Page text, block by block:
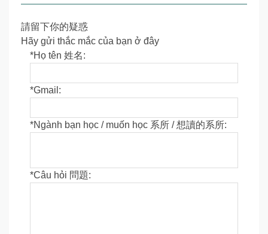
請留下你的疑惑
Hãy gửi thắc mắc của bạn ở đây
*Họ tên 姓名:
*Gmail:
*Ngành bạn học / muốn học 系所 / 想讀的系所:
*Câu hỏi 問題: